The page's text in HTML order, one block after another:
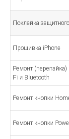
Поклейка
Прошивка iPhone
Ремонт
Fi и Bluetooth
Ремонт кнопки
Ремонт кнопки